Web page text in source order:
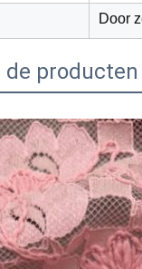
Door
de producten